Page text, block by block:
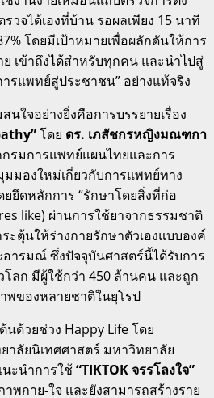
วจได้เองที่บ้าน รอผลเพียง 15 นาที
โดยมีเป้าหมายเพื่อผลักดันให้การ
ย เข้าถึงได้สำหรับทุกคน และนำไปสู่
รแพทย์สู่ประชาชน” อย่างแท้จริง
ใจอย่างยิ่งคือการบรรยายเรื่อง
โดย ดร. เภสัชกรหญิงมณฑกา
รมการแพทย์แผนไทยและการ
มมองใหม่เกี่ยวกับการแพทย์ทาง
ยยึดหลักการ “รักษาโดยสิ่งที่ก่อ
like) ผ่านการใช้ยาจากธรรมชาติ
ะตุ้นให้ร่างกายรักษาตัวเองแบบองค์
อารมณ์ ซึ่งปัจจุบันศาสตร์นี้ได้รับการ
ลก มีผู้ใช้กว่า 450 ล้านคน และถูก
พของหลายชาติในยุโรป
ด้วยช่วง Happy Life โดย
าลัยนิเทศศาสตร์ มหาวิทยาลัย
ะนำการใช้“TIKTOK จรรโลงใจ”
พกาย-ใจ และยังสามารถสร้างราย